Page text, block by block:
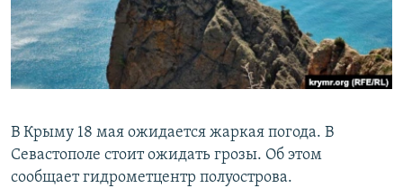
ПОБЕДИТЕЛЕЙ НЕ СУДЯТ?
КРЫМ.НЕПОКОРЕННЫЙ
ELIFBE
ПРИСОЕДИНЯЙТЕСЬ!
Все сайты RFE/RL
В Крыму 18 мая ожидается жаркая погода. В
Севастополе стоит ожидать грозы. Об этом
сообщает гидрометцентр полуострова.